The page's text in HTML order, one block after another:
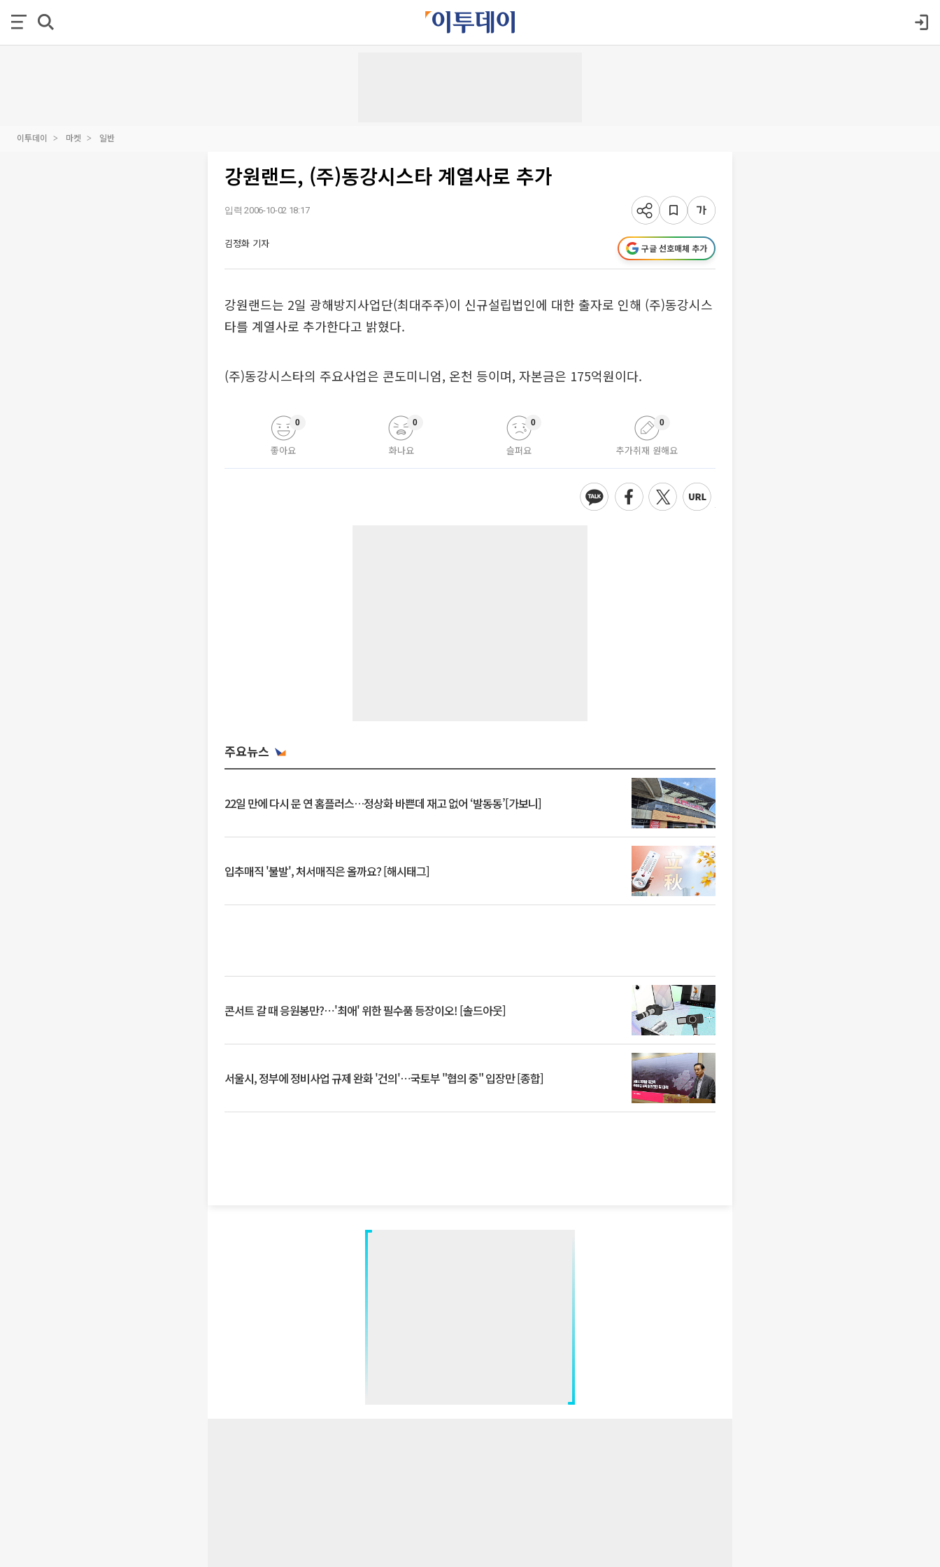
이투데이 마켓 일반
강원랜드, (주)동강시스타 계열사로 추가
입력 2006-10-02 18:17
김정화 기자 구글 선호매체 추가
강원랜드는 2일 광해방지사업단(최대주주)이 신규설립법인에 대한 출자로 인해 (주)동강시스
타를 계열사로 추가한다고 밝혔다.
(주)동강시스타의 주요사업은 콘도미니엄, 온천 등이며, 자본금은 175억원이다.
좋아요
0
화나요
0
슬퍼요
0
추가취재 원해요
0
주요뉴스
22일 만에 다시 문 연 홈플러스…정상화 바쁜데 재고 없어 ‘발동동’[가보니]
입추매직 '불발', 처서매직은 올까요? [해시태그]
콘서트 갈 때 응원봉만?⋯'최애' 위한 필수품 등장이오! [솔드아웃]
서울시, 정부에 정비사업 규제 완화 '건의'⋯국토부 "협의 중" 입장만 [종합]